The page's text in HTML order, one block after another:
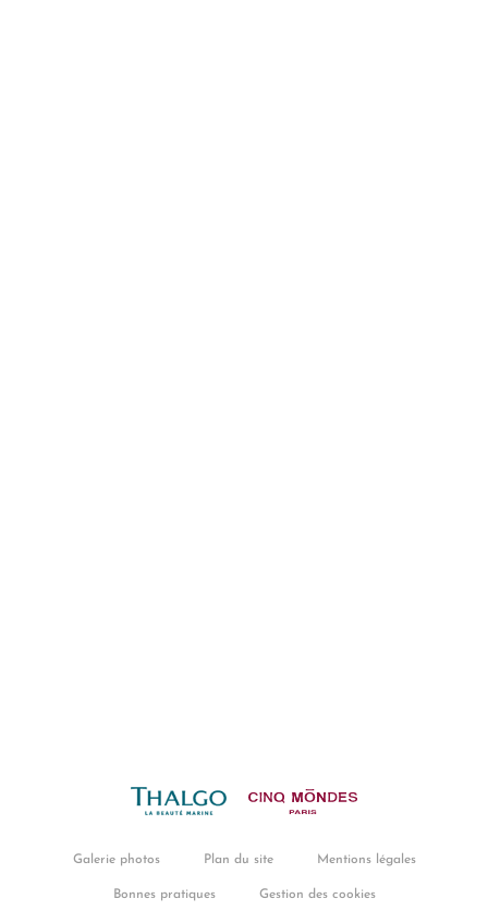
Galerie photos Plan du site Mentions légales
Bonnes pratiques Gestion des cookies